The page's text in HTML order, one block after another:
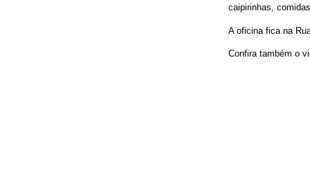
caipirinhas,
A oficina fica na
Confira também o